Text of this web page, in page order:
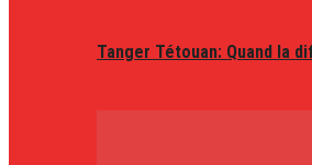
Tanger Tétouan: Quand la